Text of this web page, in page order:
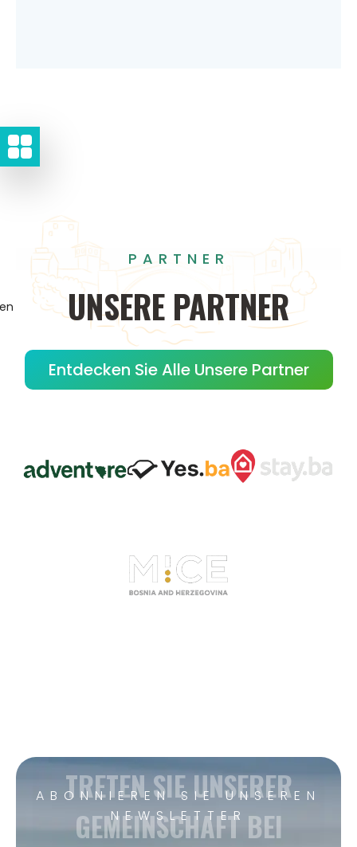
PARTNER
UNSERE PARTNER
Entdecken Sie Alle Unsere Partner
ABONNIEREN SIE UNSEREN
NEWSLETTER
TRETEN SIE UNSERER
GEMEINSCHAFT BEI